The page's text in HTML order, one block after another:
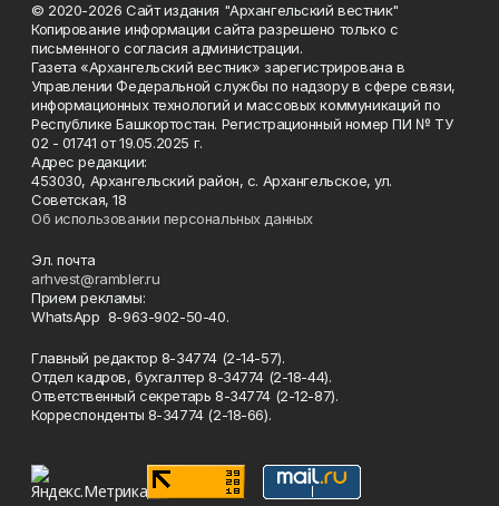
© 2020-2026 Сайт издания "Архангельский вестник"
Копирование информации сайта разрешено только с
письменного согласия администрации.
Газета «Архангельский вестник» зарегистрирована в
Управлении Федеральной службы по надзору в сфере связи,
информационных технологий и массовых коммуникаций по
Республике Башкортостан. Регистрационный номер ПИ № ТУ
02 - 01741 от 19.05.2025 г.
Адрес редакции:
453030, Архангельский район, с. Архангельское, ул.
Советская, 18
Об использовании персональных данных
Эл. почта
arhvest@rambler.ru
Прием рекламы:
WhatsApp 8-963-902-50-40.
Главный редактор 8-34774 (2-14-57).
Отдел кадров, бухгалтер 8-34774 (2-18-44).
Ответственный секретарь 8-34774 (2-12-87).
Корреспонденты 8-34774 (2-18-66).